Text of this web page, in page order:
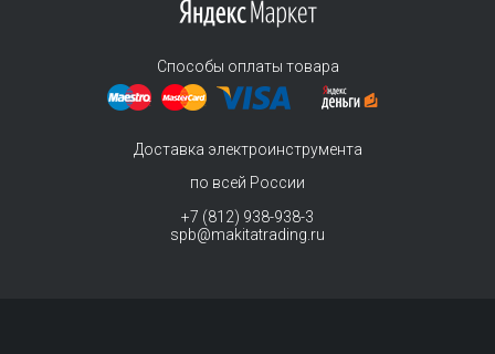
Способы оплаты товара
Доставка электроинструмента
по всей России
+7 (812) 938-938-3
spb@makitatrading.ru